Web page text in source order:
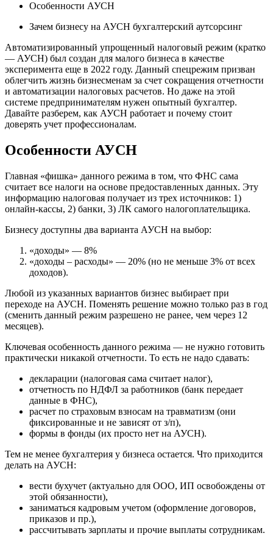
Особенности АУСН
Зачем бизнесу на АУСН бухгалтерский аутсорсинг
Автоматизированный упрощенный налоговый режим (кратко
— АУСН) был создан для малого бизнеса в качестве
эксперимента еще в 2022 году. Данный спецрежим призван
облегчить жизнь бизнесменам за счет сокращения отчетности
и автоматизации налоговых расчетов. Но даже на этой
системе предпринимателям нужен опытный бухгалтер.
Давайте разберем, как АУСН работает и почему стоит
доверять учет профессионалам.
Особенности АУСН
Главная «фишка» данного режима в том, что ФНС сама
считает все налоги на основе предоставленных данных. Эту
информацию налоговая получает из трех источников: 1)
онлайн-кассы, 2) банки, 3) ЛК самого налогоплательщика.
Бизнесу доступны два варианта АУСН на выбор:
«доходы» — 8%
«доходы – расходы» — 20% (но не меньше 3% от всех
доходов).
Любой из указанных вариантов бизнес выбирает при
переходе на АУСН. Поменять решение можно только раз в год
(сменить данный режим разрешено не ранее, чем через 12
месяцев).
Ключевая особенность данного режима — не нужно готовить
практически никакой отчетности. То есть не надо сдавать:
декларации (налоговая сама считает налог),
отчетность по НДФЛ за работников (банк передает
данные в ФНС),
расчет по страховым взносам на травматизм (они
фиксированные и не зависят от з/п),
формы в фонды (их просто нет на АУСН).
Тем не менее бухгалтерия у бизнеса остается. Что приходится
делать на АУСН:
вести бухучет (актуально для ООО, ИП освобождены от
этой обязанности),
заниматься кадровым учетом (оформление договоров,
приказов и пр.),
рассчитывать зарплаты и прочие выплаты сотрудникам.